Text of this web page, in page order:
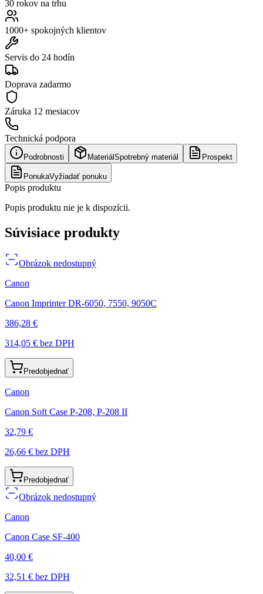
30 rokov na trhu
1000+ spokojných klientov
Servis do 24 hodín
Doprava zadarmo
Záruka 12 mesiacov
Technická podpora
Podrobnosti Materiál Spotrebný materiál Prospekt
PonukaVyžiadať ponuku
Popis produktu
Popis produktu nie je k dispozícii.
Súvisiace produkty
Obrázok nedostupný
Canon
Canon Imprinter DR-6050, 7550, 9050C
386,28 €
314,05 € bez DPH
Predobjednať
Canon
Canon Soft Case P-208, P-208 II
32,79 €
26,66 € bez DPH
Predobjednať
Obrázok nedostupný
Canon
Canon Case SF-400
40,00 €
32,51 € bez DPH